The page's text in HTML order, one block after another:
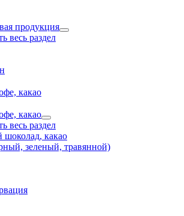
продукция
весь раздел
какао
какао
весь раздел
шоколад, какао
зеленый, травянной)